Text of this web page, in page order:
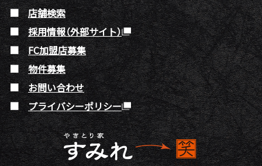
店舗検索
採用情報（外部サイト）
FC加盟店募集
物件募集
お問い合わせ
プライバシーポリシー